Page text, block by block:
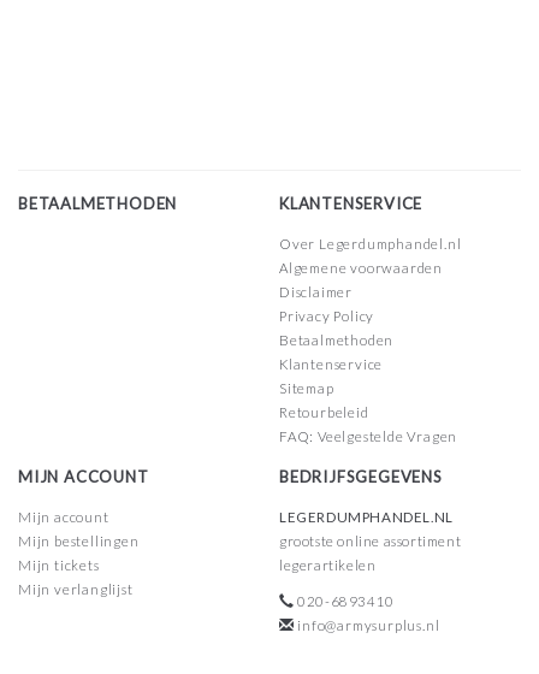
BETAALMETHODEN KLANTENSERVICE
Over Legerdumphandel.nl
Algemene voorwaarden
Disclaimer
Privacy Policy
Betaalmethoden
Klantenservice
Sitemap
Retourbeleid
FAQ: Veelgestelde Vragen
MIJN ACCOUNT
Mijn account
Mijn bestellingen
Mijn tickets
Mijn verlanglijst
BEDRIJFSGEGEVENS
LEGERDUMPHANDEL.NL
grootste online assortiment
legerartikelen
020-6893410
info@armysurplus.nl